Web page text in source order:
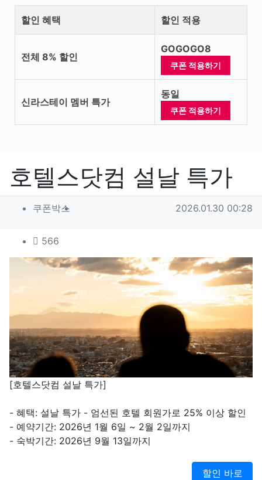
할인 혜택 할인 적용
전체 8% 할인
GOGOGO8
쿠폰 적용하기
신라스테이 멤버 특가
동일
쿠폰 적용하기
호텔스닷컴 설날 특가
작성자 정보
쿠폰박스 작성일
2026.01.30 00:28
컨텐츠 정보
566
본문
[호텔스닷컴 설날 특가]
- 혜택: 설날 특가 - 엄선된 호텔 회원가로 25% 이상 할인
- 예약기간: 2026년 1월 6일 ~ 2월 2일까지
- 숙박기간: 2026년 9월 13일까지
할인 바로